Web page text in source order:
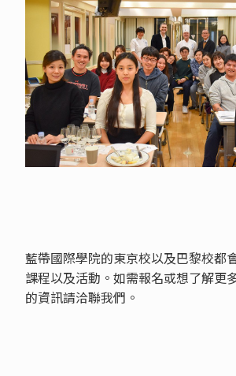
藍帶國際學院的東京校以及巴黎校都
課程以及活動。如需報名或想了解更
的資訊請洽聯我們。